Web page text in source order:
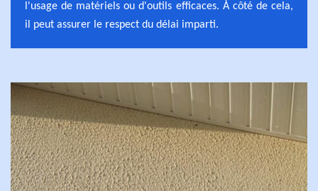
l'usage de matériels ou d'outils efficaces. À côté de cela,
il peut assurer le respect du délai imparti.